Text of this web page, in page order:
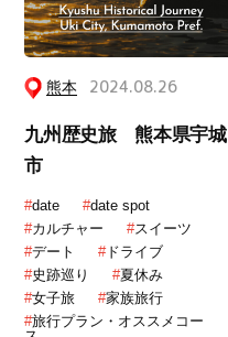
熊本 2024.08.26
九州歴史旅 熊本県宇城
市
#date #date spot
#カルチャー #スイーツ
#デート #ドライブ
#史跡巡り #夏休み
#女子旅 #家族旅行
#旅行プラン・オススメコー